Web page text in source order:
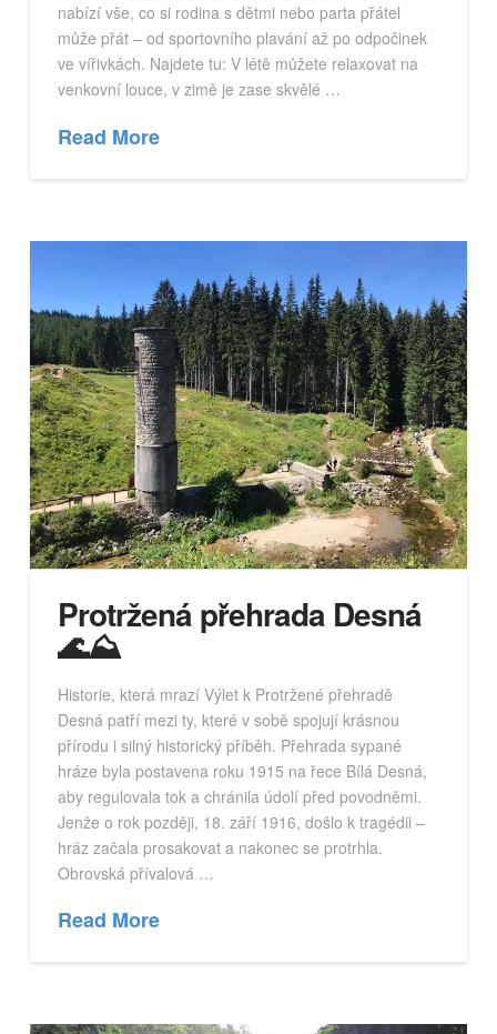
nabízí vše, co si rodina s dětmi nebo parta přátel
může přát – od sportovního plavání až po odpočinek
ve vířivkách. Najdete tu: V létě můžete relaxovat na
venkovní louce, v zimě je zase skvělé …
Read More
Protržená přehrada Desná
🌊⛰️
Historie, která mrazí Výlet k Protržené přehradě
Desná patří mezi ty, které v sobě spojují krásnou
přírodu i silný historický příběh. Přehrada sypané
hráze byla postavena roku 1915 na řece Bílá Desná,
aby regulovala tok a chránila údolí před povodněmi.
Jenže o rok později, 18. září 1916, došlo k tragédii –
hráz začala prosakovat a nakonec se protrhla.
Obrovská přívalová …
Read More